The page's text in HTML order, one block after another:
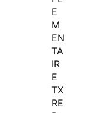
E
M
EN
TA
IR
E
TX
RE